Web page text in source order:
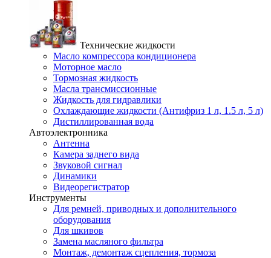
Технические жидкости
Масло компрессора кондиционера
Моторное масло
Тормозная жидкость
Масла трансмиссионные
Жидкость для гидравлики
Охлаждающие жидкости (Антифриз 1 л, 1.5 л, 5 л)
Дистиллированная вода
Автоэлектронника
Антенна
Камера заднего вида
Звуковой сигнал
Динамики
Видеорегистратор
Инструменты
Для ремней, приводных и дополнительного
оборудования
Для шкивов
Замена масляного фильтра
Монтаж, демонтаж сцепления, тормоза